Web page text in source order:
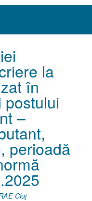
la
în
postului
–
perioadă
Cluj